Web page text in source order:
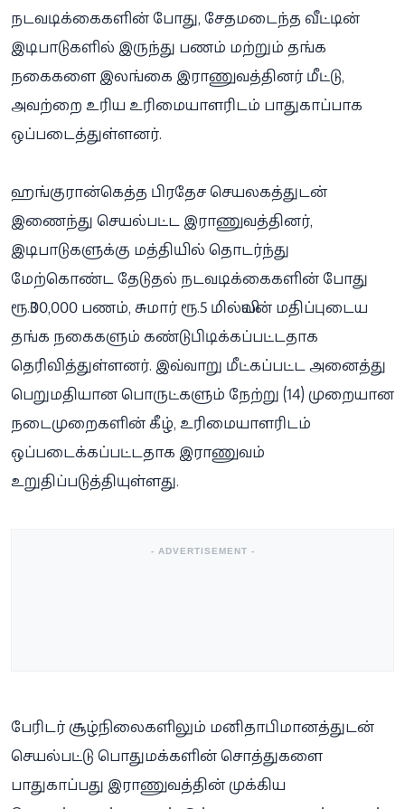
நடவடிக்கைகளின் போது, சேதமடைந்த வீட்டின்
இடிபாடுகளில் இருந்து பணம் மற்றும் தங்க
நகைகளை இலங்கை இராணுவத்தினர் மீட்டு,
அவற்றை உரிய உரிமையாளரிடம் பாதுகாப்பாக
ஒப்படைத்துள்ளனர்.
ஹங்குரான்கெத்த பிரதேச செயலகத்துடன்
இணைந்து செயல்பட்ட இராணுவத்தினர்,
இடிபாடுகளுக்கு மத்தியில் தொடர்ந்து
மேற்கொண்ட தேடுதல் நடவடிக்கைகளின் போது
ரூ.300,000 பணம், சுமார் ரூ.5 மில்லியன் மதிப்புடைய
தங்க நகைகளும் கண்டுபிடிக்கப்பட்டதாக
தெரிவித்துள்ளனர். இவ்வாறு மீட்கப்பட்ட அனைத்து
பெறுமதியான பொருட்களும் நேற்று (14) முறையான
நடைமுறைகளின் கீழ், உரிமையாளரிடம்
ஒப்படைக்கப்பட்டதாக இராணுவம்
உறுதிப்படுத்தியுள்ளது.
- ADVERTISEMENT -
பேரிடர் சூழ்நிலைகளிலும் மனிதாபிமானத்துடன்
செயல்பட்டு பொதுமக்களின் சொத்துகளை
பாதுகாப்பது இராணுவத்தின் முக்கிய